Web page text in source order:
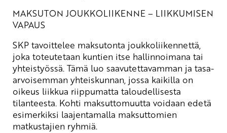
MAKSUTON JOUKKOLIIKENNE – LIIKKUMISEN
VAPAUS
SKP tavoittelee maksutonta joukkoliikennettä,
joka toteutetaan kuntien itse hallinnoimana tai
yhteistyössä. Tämä luo saavutettavamman ja tasa-
arvoisemman yhteiskunnan, jossa kaikilla on
oikeus liikkua riippumatta taloudellisesta
tilanteesta. Kohti maksuttomuutta voidaan edetä
esimerkiksi laajentamalla maksuttomien
matkustajien ryhmiä.